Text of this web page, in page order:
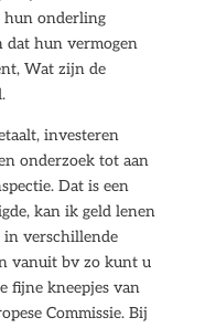
hun onderling
dat hun vermogen
Wat zijn de
investeren
onderzoek tot aan
Dat is een
kan ik geld lenen
in verschillende
vanuit bv zo kunt u
fijne kneepjes van
Commissie. Bij